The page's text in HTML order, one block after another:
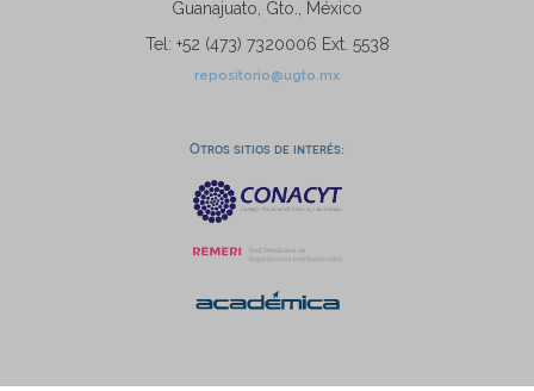
Guanajuato, Gto., México
Tel: +52 (473) 7320006 Ext. 5538
repositorio@ugto.mx
Otros sitios de interés: